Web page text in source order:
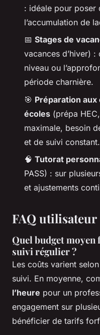
: idéale pour poser
l’accumulation de
📅 Stages de
vacances d’hiver)
niveau ou
période charnière.
🎯 Préparation
écoles (prépa
maximale, besoin
et de suivi constant.
🧠 Tutorat
PASS) : sur
et ajustements
FAQ utilisateur
Quel budget
suivi régulier ?
Les coûts varient
suivi. En moyenne,
l’heure pour un
engagement sur
bénéficier de tarifs